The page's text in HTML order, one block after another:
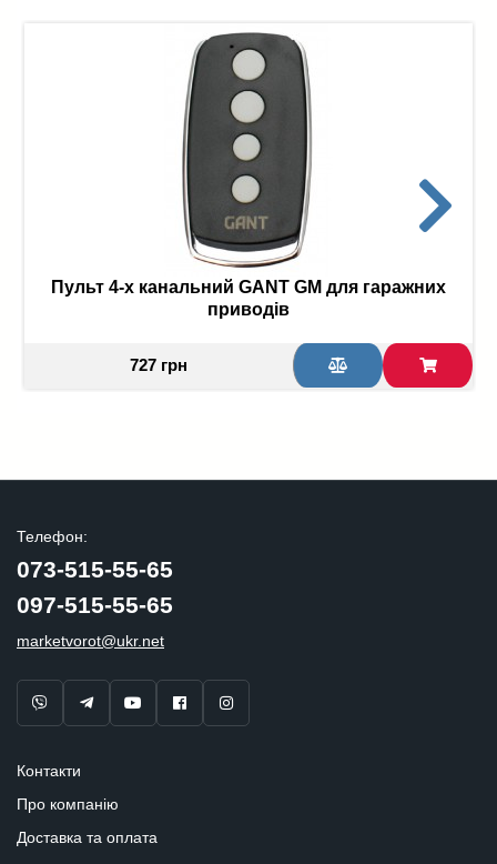
Пульт 4-х канальний GANT GM для гаражних
приводів
727 грн
Телефон:
073-515-55-65
097-515-55-65
marketvorot@ukr.net
Контакти
Про компанію
Доставка та оплата